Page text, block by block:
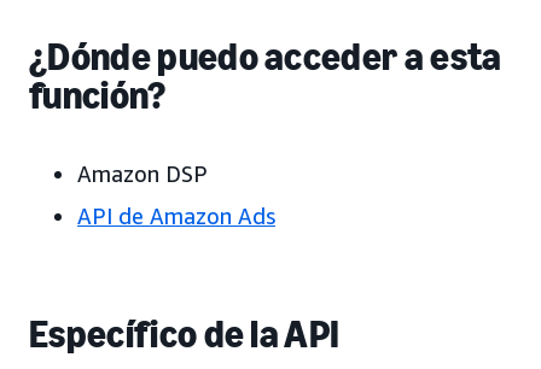
¿Dónde puedo acceder a esta
función?
Amazon DSP
API de Amazon Ads
Específico de la API